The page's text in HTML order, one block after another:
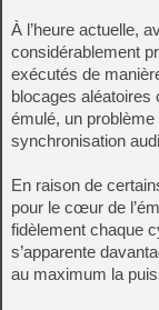
À l’heure actuelle,
considérablement
exécutés de
blocages aléatoires
émulé, un
synchronisation
En raison de
pour le cœur de
fidèlement chaque
s’apparente
au maximum la